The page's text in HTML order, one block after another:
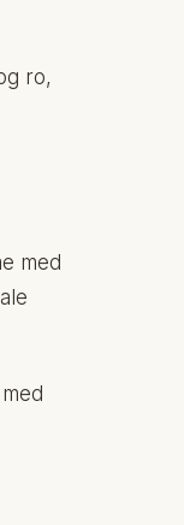
ro,
med